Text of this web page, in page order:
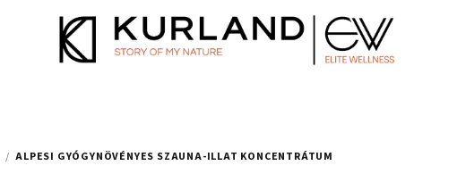
/ ALPESI GYÓGYNÖVÉNYES SZAUNA-ILLAT KONCENTRÁTUM